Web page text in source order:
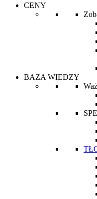
CENY
BAZA WIEDZY